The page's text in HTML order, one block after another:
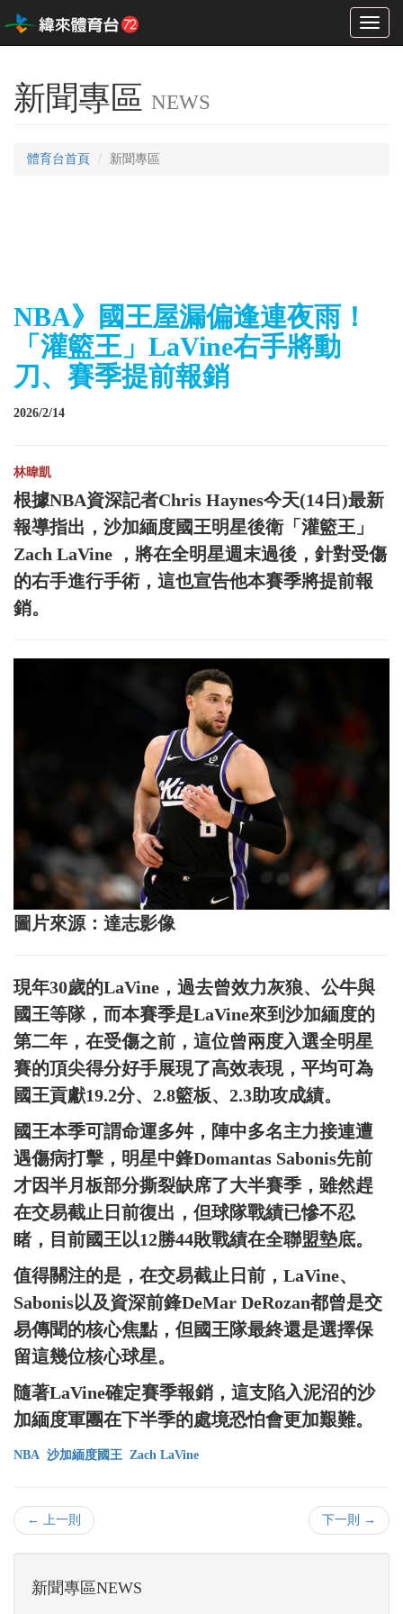
Toggle
新聞專區 NEWS
體育台首頁 新聞專區
NBA》國王屋漏偏逢連夜雨！
「灌籃王」LaVine右手將動
刀、賽季提前報銷
2026/2/14
林暐凱
根據NBA資深記者Chris Haynes今天(14日)最新
報導指出，沙加緬度國王明星後衛「灌籃王」
Zach LaVine ，將在全明星週末過後，針對受傷
的右手進行手術，這也宣告他本賽季將提前報
銷。
圖片來源：達志影像
現年30歲的LaVine，過去曾效力灰狼、公牛與
國王等隊，而本賽季是LaVine來到沙加緬度的
第二年，在受傷之前，這位曾兩度入選全明星
賽的頂尖得分好手展現了高效表現，平均可為
國王貢獻19.2分、2.8籃板、2.3助攻成績。
國王本季可謂命運多舛，陣中多名主力接連遭
遇傷病打擊，明星中鋒Domantas Sabonis先前
才因半月板部分撕裂缺席了大半賽季，雖然趕
在交易截止日前復出，但球隊戰績已慘不忍
睹，目前國王以12勝44敗戰績在全聯盟墊底。
值得關注的是，在交易截止日前，LaVine、
Sabonis以及資深前鋒DeMar DeRozan都曾是交
易傳聞的核心焦點，但國王隊最終還是選擇保
留這幾位核心球星。
隨著LaVine確定賽季報銷，這支陷入泥沼的沙
加緬度軍團在下半季的處境恐怕會更加艱難。
NBA 沙加緬度國王 Zach LaVine
← 上一則 下一則 →
新聞專區NEWS